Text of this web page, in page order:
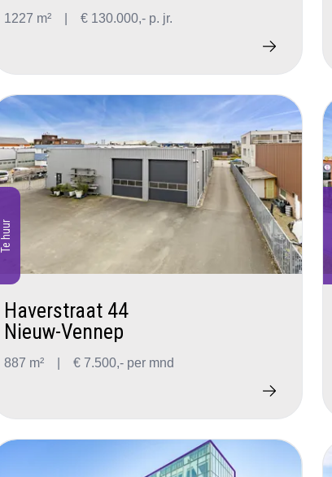
1227 m² € 130.000,- p. jr.
Te huur
Haverstraat 44
Nieuw-Vennep
887 m² € 7.500,- per mnd